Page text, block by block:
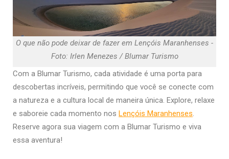
O que não pode deixar de fazer em Lençóis Maranhenses -
Foto: Irlen Menezes / Blumar Turismo
Com a Blumar Turismo, cada atividade é uma porta para
descobertas incríveis, permitindo que você se conecte com
a natureza e a cultura local de maneira única. Explore, relaxe
e saboreie cada momento nos Lençóis Maranhenses.
Reserve agora sua viagem com a Blumar Turismo e viva
essa aventura!